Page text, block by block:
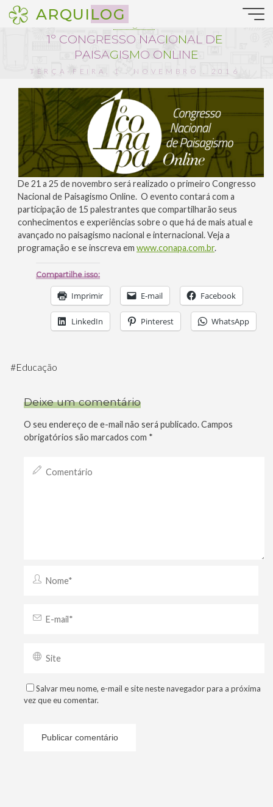
Pular
para
ARQUILOG
Paisagismo
1º CONGRESSO NACIONAL DE
PAISAGISMO ONLINE
TERÇA-FEIRA, 1 . NOVEMBRO . 2016
De 21 a 25 de novembro será realizado o primeiro Congresso
Nacional de Paisagismo Online. O evento contará com a
participação de 15 palestrantes que compartilharão seus
conhecimentos e experiências sobre o que há de mais atual e
avançado no paisagismo nacional e internacional. Veja a
programação e se inscreva emwww.conapa.com.br.
Compartilhe isso:
Imprimir E-mail Facebook
LinkedIn Pinterest WhatsApp
#Educação
Deixe um comentário
O seu endereço de e-mail não será publicado.Campos
obrigatórios são marcados com *
Salvar meu nome, e-mail e site neste navegador para a próxima
vez que eu comentar.